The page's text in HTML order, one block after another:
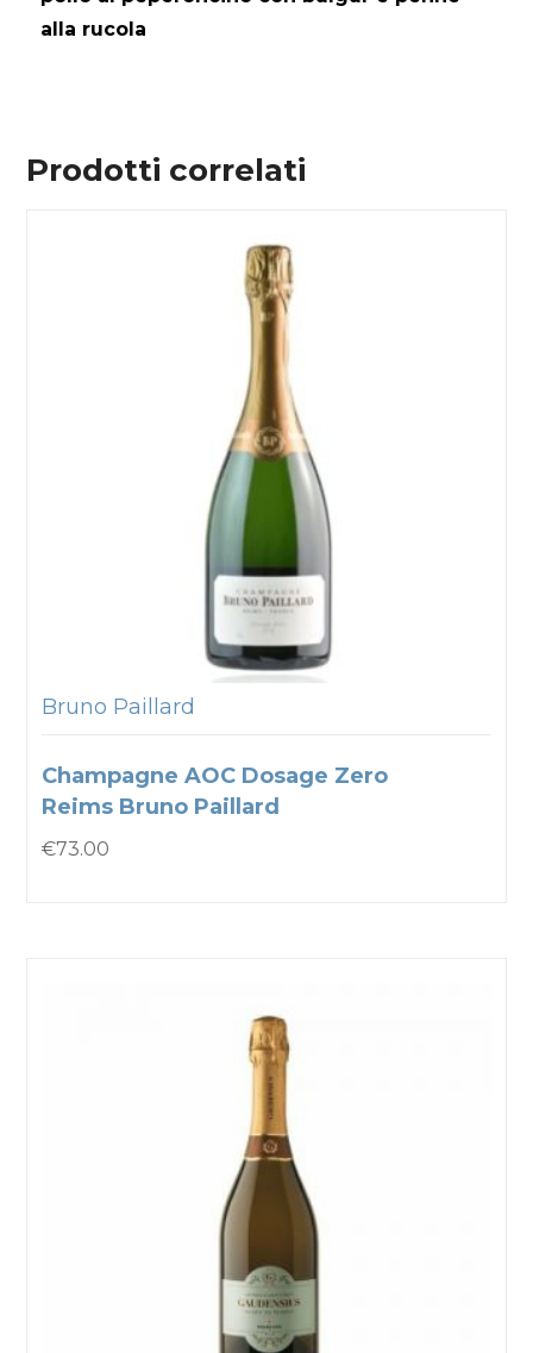
alla rucola
Prodotti correlati
Bruno Paillard
Champagne AOC Dosage Zero
Reims Bruno Paillard
€73.00